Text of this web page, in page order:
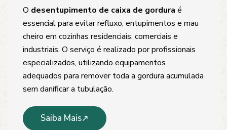
O desentupimento de caixa de gordura é
essencial para evitar refluxo, entupimentos e mau
cheiro em cozinhas residenciais, comerciais e
industriais. O serviço é realizado por profissionais
especializados, utilizando equipamentos
adequados para remover toda a gordura acumulada
sem danificar a tubulação.
Saiba Mais